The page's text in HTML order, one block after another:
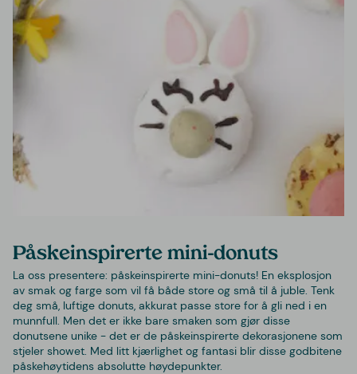
Påskeinspirerte mini-donuts
La oss presentere: påskeinspirerte mini-donuts! En eksplosjon
av smak og farge som vil få både store og små til å juble. Tenk
deg små, luftige donuts, akkurat passe store for å gli ned i en
munnfull. Men det er ikke bare smaken som gjør disse
donutsene unike - det er de påskeinspirerte dekorasjonene som
stjeler showet. Med litt kjærlighet og fantasi blir disse godbitene
påskehøytidens absolutte høydepunkter.